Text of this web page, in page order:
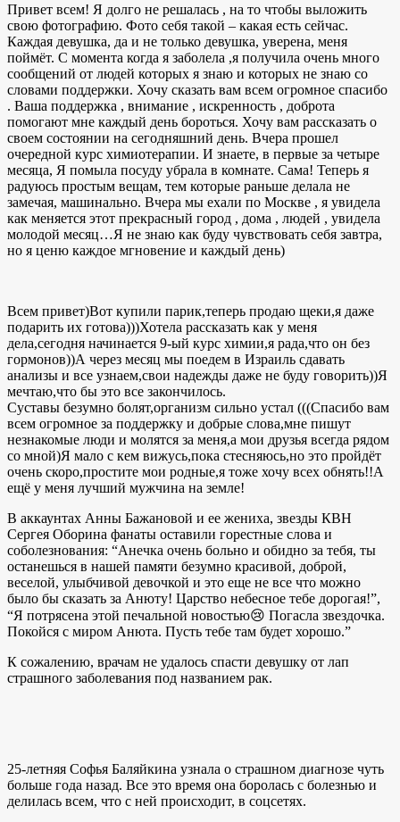
Привет всем! Я долго не решалась , на то чтобы выложить
свою фотографию. Фото себя такой – какая есть сейчас.
Каждая девушка, да и не только девушка, уверена, меня
поймёт. С момента когда я заболела ,я получила очень много
сообщений от людей которых я знаю и которых не знаю со
словами поддержки. Хочу сказать вам всем огромное спасибо
. Ваша поддержка , внимание , искренность , доброта
помогают мне каждый день бороться. Хочу вам рассказать о
своем состоянии на сегодняшний день. Вчера прошел
очередной курс химиотерапии. И знаете, в первые за четыре
месяца, Я помыла посуду убрала в комнате. Сама! Теперь я
радуюсь простым вещам, тем которые раньше делала не
замечая, машинально. Вчера мы ехали по Москве , я увидела
как меняется этот прекрасный город , дома , людей , увидела
молодой месяц…Я не знаю как буду чувствовать себя завтра,
но я ценю каждое мгновение и каждый день)
Всем привет)Вот купили парик,теперь продаю щеки,я даже
подарить их готова)))Хотела рассказать как у меня
дела,сегодня начинается 9-ый курс химии,я рада,что он без
гормонов))А через месяц мы поедем в Израиль сдавать
анализы и все узнаем,свои надежды даже не буду говорить))Я
мечтаю,что бы это все закончилось.
Суставы безумно болят,организм сильно устал (((Спасибо вам
всем огромное за поддержку и добрые слова,мне пишут
незнакомые люди и молятся за меня,а мои друзья всегда рядом
со мной)Я мало с кем вижусь,пока стесняюсь,но это пройдёт
очень скоро,простите мои родные,я тоже хочу всех обнять!!А
ещё у меня лучший мужчина на земле!
В аккаунтах Анны Бажановой и ее жениха, звезды КВН
Сергея Оборина фанаты оставили горестные слова и
соболезнования: “Анечка очень больно и обидно за тебя, ты
останешься в нашей памяти безумно красивой, доброй,
веселой, улыбчивой девочкой и это еще не все что можно
было бы сказать за Анюту! Царство небесное тебе дорогая!”,
“Я потрясена этой печальной новостью😢 Погасла звездочка.
Покойся с миром Анюта. Пусть тебе там будет хорошо.”
К сожалению, врачам не удалось спасти девушку от лап
страшного заболевания под названием рак.
25-летняя Софья Баляйкина узнала о страшном диагнозе чуть
больше года назад. Все это время она боролась с болезнью и
делилась всем, что с ней происходит, в соцсетях.